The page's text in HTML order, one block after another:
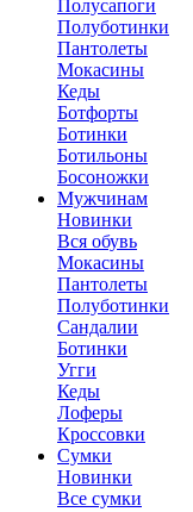
Полусапоги
Полуботинки
Пантолеты
Мокасины
Кеды
Ботфорты
Ботинки
Ботильоны
Босоножки
Мужчинам
Новинки
Вся обувь
Мокасины
Пантолеты
Полуботинки
Сандалии
Ботинки
Угги
Кеды
Лоферы
Кроссовки
Сумки
Новинки
Все сумки